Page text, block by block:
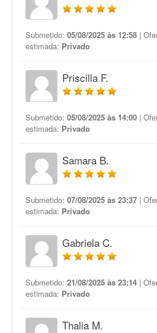
Submetido: 05/08/2025 às 12:58 |
estimada: Privado
Priscilla F.
Submetido: 05/08/2025 às 14:00 |
estimada: Privado
Samara B.
Submetido: 07/08/2025 às 23:37 |
estimada: Privado
Gabriela C.
Submetido: 21/08/2025 às 23:14 |
estimada: Privado
Thalia M.